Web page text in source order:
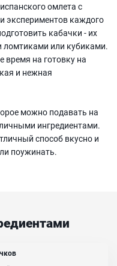
омлета с
экспериментов каждого
кабачки - их
ломтиками или кубиками.
время на готовку на
и нежная
можно подавать на
ингредиентами.
способ вкусно и
поужинать.